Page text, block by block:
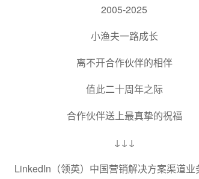
2005-2025
小渔夫一路成长
离不开合作伙伴的相伴
值此二十周年之际
合作伙伴送上最真挚的祝福
↓↓↓
LinkedIn（领英）中国营销解决方案渠道业